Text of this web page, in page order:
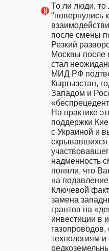
То ли люди,
"повернулись
после смены
Резкий
Москвы после
стал
МИД РФ
Кыргызстан,
Западом и
На практике
поддержки
с Украиной и
надменность
поняли, что
на подавление
Ключевой
замена
грантов на
инвестиции в
технологиям